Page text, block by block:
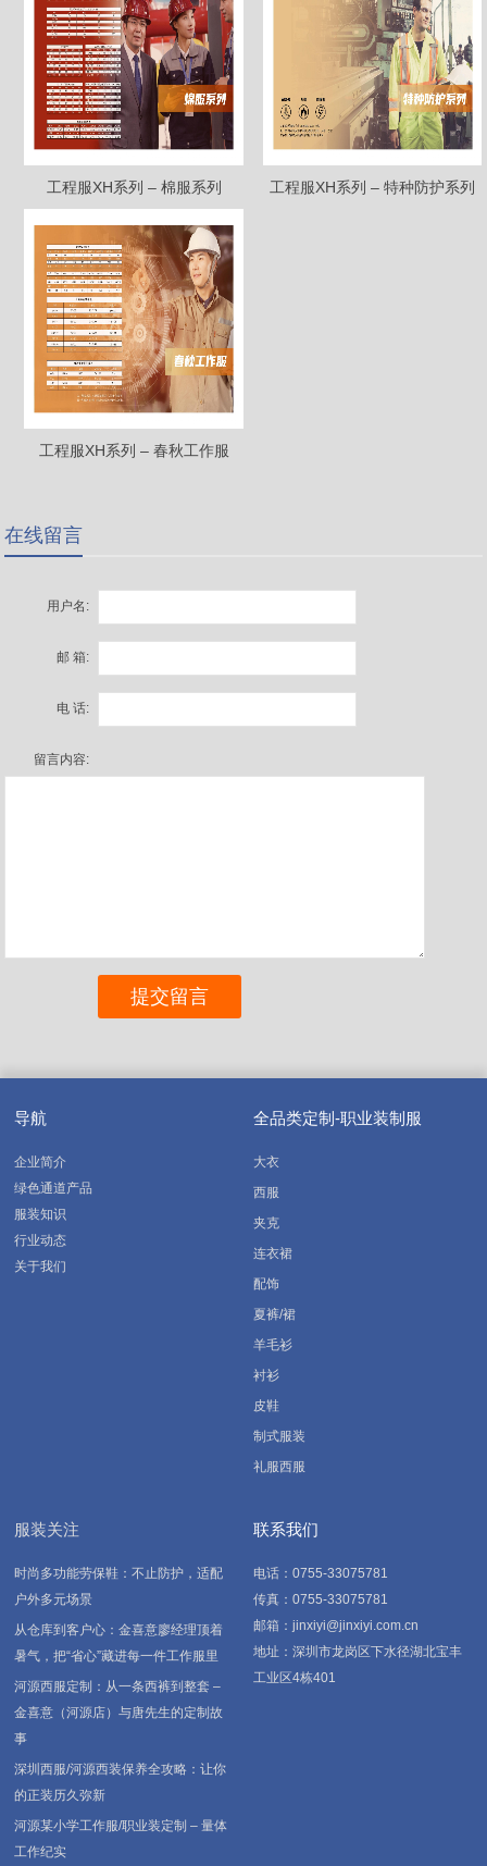
工程服XH系列 – 棉服系列 工程服XH系列 – 特种防护系列
工程服XH系列 – 春秋工作服
在线留言
用户名:
邮 箱:
电 话:
留言内容:
导航
企业简介
绿色通道产品
服装知识
行业动态
关于我们
全品类定制-职业装制服
大衣
西服
夹克
连衣裙
配饰
夏裤/裙
羊毛衫
衬衫
皮鞋
制式服装
礼服西服
服装关注
时尚多功能劳保鞋：不止防护，适配
户外多元场景
从仓库到客户心：金喜意廖经理顶着
暑气，把“省心”藏进每一件工作服里
河源西服定制：从一条西裤到整套 –
金喜意（河源店）与唐先生的定制故
事
深圳西服/河源西装保养全攻略：让你
的正装历久弥新
河源某小学工作服/职业装定制 – 量体
工作纪实
联系我们
电话：0755-33075781
传真：0755-33075781
邮箱：jinxiyi@jinxiyi.com.cn
地址：深圳市龙岗区下水径湖北宝丰
工业区4栋401